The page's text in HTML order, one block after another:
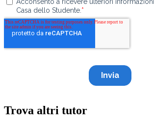
Trova altri tutor